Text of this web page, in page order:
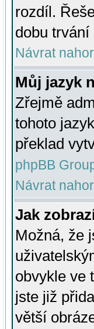
rozdíl.
dobu trvání
Návrat
Můj jazyk
Zřejmě
tohoto
překlad
phpBB
Návrat
Jak
Možná, že
obvykle ve
jste již
větší